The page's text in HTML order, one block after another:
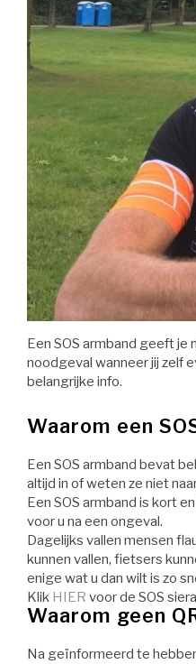
Een SOS armband geeft
noodgeval wanneer jij zelf
belangrijke info.
Waarom een
Een SOS armband bevat
altijd in of weten ze niet
Een SOS armband is kort
voor u na een ongeval.
Dagelijks vallen mensen
kunnen vallen, fietsers
enige wat u dan wilt is zo
Klik HIER voor de SOS
Waarom geen
Na geïnformeerd te